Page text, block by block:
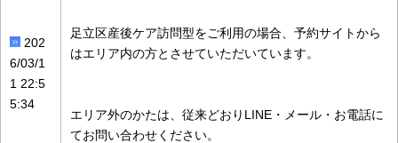
202
6/03/1
1 22:5
5:34
足立区産後ケア訪問型をご利用の場合、予約サイトから
はエリア内の方とさせていただいています。
エリア外のかたは、従来どおりLINE・メール・お電話に
てお問い合わせください。